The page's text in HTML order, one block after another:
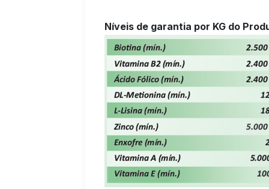
Níveis de garantia por KG do